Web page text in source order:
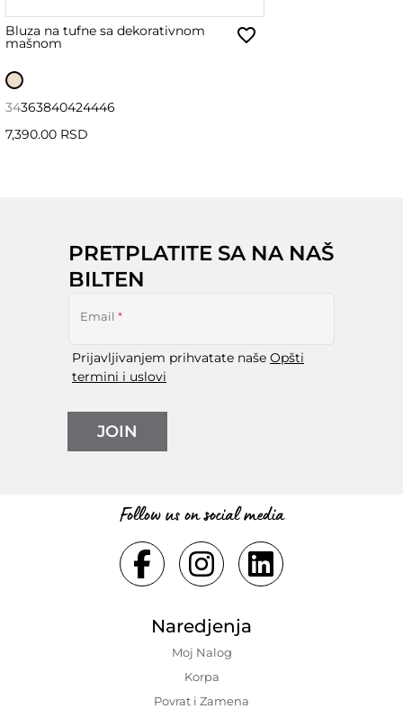
Bluza na tufne sa dekorativnom
mašnom
34363840424446
7,390.00 RSD
PRETPLATITE SA NA NAŠ
BILTEN
Email *
Prijavljivanjem prihvatate naše Opšti
termini i uslovi
JOIN
Follow us on social media
Naredjenja
Moj Nalog
Korpa
Povrat i Zamena